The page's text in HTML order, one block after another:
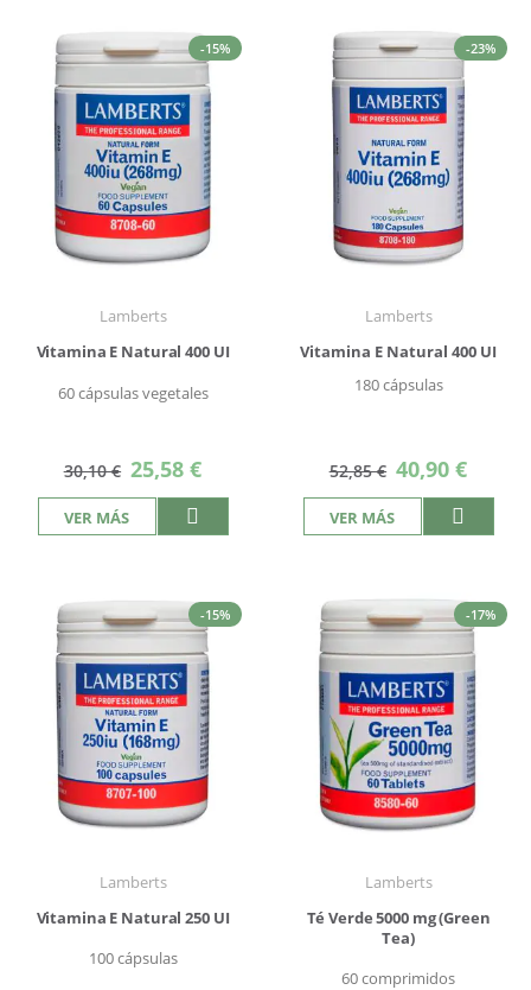
-15%
Lamberts
Vitamina E Natural 400 UI
60 cápsulas vegetales
30,10 € Precio
especial
25,58 €
VER MÁS
-23%
Lamberts
Vitamina E Natural 400 UI
180 cápsulas
52,85 € Precio
especial
40,90 €
VER MÁS
-15%
Lamberts
Vitamina E Natural 250 UI
100 cápsulas
-17%
Lamberts
Té Verde 5000 mg (Green
Tea)
60 comprimidos